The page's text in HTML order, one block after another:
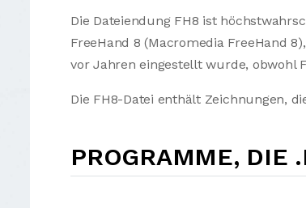
Die Dateiendung FH8 ist
FreeHand 8 (Macromedia FreeHand
vor Jahren eingestellt wurde, obwohl
Die FH8-Datei enthält Zeichnungen,
PROGRAMME, DIE